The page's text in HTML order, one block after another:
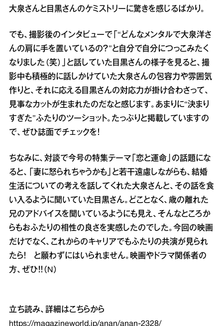
大泉さんと目黒さんのケミストリーに驚きを感じるばかり。
でも、撮影後のインタビューで「“どんなメンタルで大泉洋さ
んの肩に手を置いているの？”と自分で自分につっこみたく
なりました（笑）」と話していた目黒さんの様子を見ると、撮
影中も積極的に話しかけていた大泉さんの包容力や雰囲気
作りと、それに応える目黒さんの対応力が掛け合わさって、
見事なカットが生まれたのだなと感じます。あまりに“決まり
すぎた”ふたりのツーショット。たっぷりと掲載していますの
で、ぜひ誌面でチェックを！
ちなみに、対談で今号の特集テーマ「恋と運命」の話題にな
ると、「妻に怒られちゃうかも」と若干遠慮しながらも、結婚
生活についての考えを話してくれた大泉さんと、その話を食
い入るように聞いていた目黒さん。どことなく、歳の離れた
兄のアドバイスを聞いているようにも見え、そんなところか
らもおふたりの相性の良さを実感したのでした。今回の映画
だけでなく、これからのキャリアでもふたりの共演が見られ
たら！ と願わずにはいられません。映画やドラマ関係者の
方、ぜひ！！（N）
立ち読み、詳細はこちらから
https://magazineworld.jp/anan/anan-2328/